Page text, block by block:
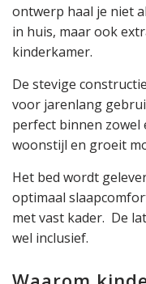
ontwerp haal je niet
in huis, maar ook
kinderkamer.
De stevige
voor jarenlang
perfect binnen zowel
woonstijl en groeit
Het bed wordt
optimaal
met vast kader. De
wel inclusief.